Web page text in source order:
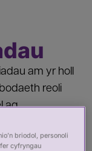
am yr holl
reoli
ag
briodol, personoli
cyfryngau